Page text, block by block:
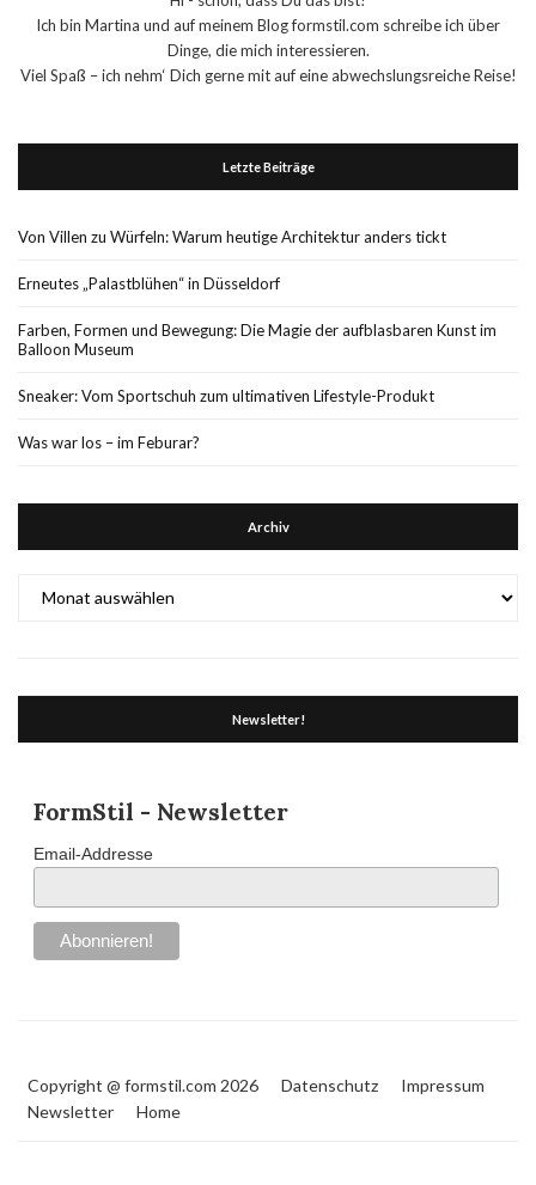
Ich bin Martina und auf meinem Blog formstil.com schreibe ich über
Dinge, die mich interessieren.
Viel Spaß – ich nehm‘ Dich gerne mit auf eine abwechslungsreiche Reise!
Letzte Beiträge
Von Villen zu Würfeln: Warum heutige Architektur anders tickt
Erneutes „Palastblühen“ in Düsseldorf
Farben, Formen und Bewegung: Die Magie der aufblasbaren Kunst im
Balloon Museum
Sneaker: Vom Sportschuh zum ultimativen Lifestyle-Produkt
Was war los – im Feburar?
Archiv
Newsletter!
FormStil - Newsletter
Email-Addresse
Copyright @ formstil.com 2026 Datenschutz
Impressum
Newsletter
Home